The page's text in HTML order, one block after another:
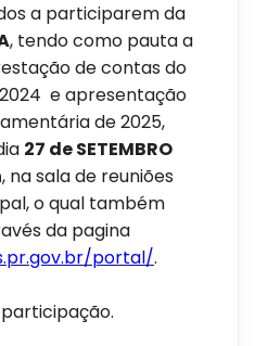
a participarem da
, tendo como pauta a
de contas do
e apresentação
de 2025,
27 de SETEMBRO
, na sala de reuniões
o qual também
da pagina
portal/.